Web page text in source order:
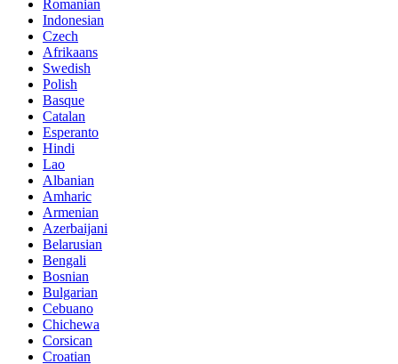
Romanian
Indonesian
Czech
Afrikaans
Swedish
Polish
Basque
Catalan
Esperanto
Hindi
Lao
Albanian
Amharic
Armenian
Azerbaijani
Belarusian
Bengali
Bosnian
Bulgarian
Cebuano
Chichewa
Corsican
Croatian